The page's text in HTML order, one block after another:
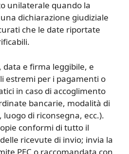
unilaterale quando la
dichiarazione giudiziale
che le date riportate
data e firma leggibile, e
estremi per i pagamenti o
in caso di accoglimento
bancarie, modalità di
di riconsegna, ecc.).
conformi di tutto il
ricevute di invio; invia la
PEC o raccomandata con